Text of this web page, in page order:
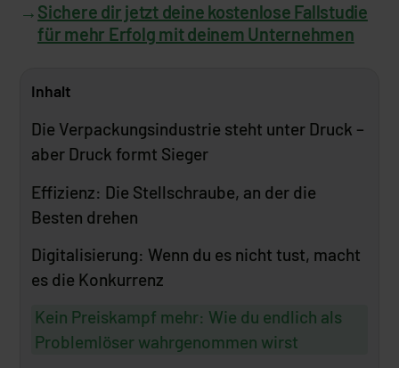
→ Sichere dir jetzt deine kostenlose Fallstudie
für mehr Erfolg mit deinem Unternehmen
Inhalt
Die Verpackungsindustrie steht unter Druck –
aber Druck formt Sieger
Effizienz: Die Stellschraube, an der die
Besten drehen
Digitalisierung: Wenn du es nicht tust, macht
es die Konkurrenz
Kein Preiskampf mehr: Wie du endlich als
Problemlöser wahrgenommen wirst